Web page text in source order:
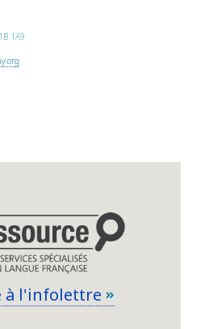
1A9
à l'infolettre